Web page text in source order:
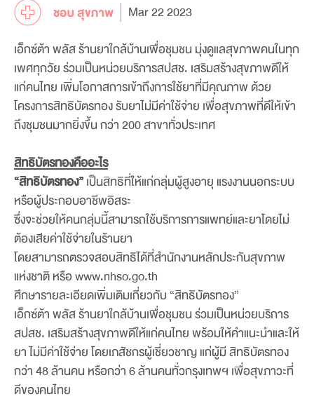
Mar 22 2023
เอ็กซ์ต้า พลัส ร้านยาใกล้บ้านเพื่อชุมชน มุ่งดูแลสุขภาพคนในทุก
เพศทุกวัย ร่วมเป็นหน่วยบริการสปสช. เสริมสร้างสุขภาพดีให้
แก่คนไทย เพิ่มโอกาสการเข้าถึงการใช้ยาที่มีคุณภาพ ด้วย
โครงการสิทธิบัตรทอง รับยาไม่มีค่าใช้จ่าย เพื่อสุขภาพที่ดีให้เข้า
ถึงชุมชนมากยิ่งขึ้น กว่า 200 สาขาทั่วประเทศ
สิทธิบัตรทองคืออะไร
“สิทธิบัตรทอง”เป็นสิทธิที่ให้แก่กลุ่มผู้สูงอายุ แรงงานนอกระบบ
หรือผู้ประกอบอาชีพอิสระ
ซึ่งจะช่วยให้คนกลุ่มนี้สามารถใช้บริการการแพทย์และยาโดยไม่
ต้องเสียค่าใช้จ่ายในร้านยา
โดยสามารถตรวจสอบสิทธิได้ที่สำนักงานหลักประกันสุขภาพ
แห่งชาติ หรือ www.nhso.go.th
ศึกษารายละเอียดเพิ่มเติมเกี่ยวกับ “สิทธิบัตรทอง”
เอ็กซ์ต้า พลัส ร้านยาใกล้บ้านเพื่อชุมชน ร่วมเป็นหน่วยบริการ
สปสช. เสริมสร้างสุขภาพดีให้แก่คนไทย พร้อมให้คำแนะนำและให้
ยา ไม่มีค่าใช้จ่าย โดยเภสัชกรผู้เชี่ยวชาญ แก่ผู้มี สิทธิบัตรทอง
กว่า 48 ล้านคน หรือกว่า 6 ล้านคนทั่วกรุงเทพฯ เพื่อสุขภาวะที่
ดีของคนไทย